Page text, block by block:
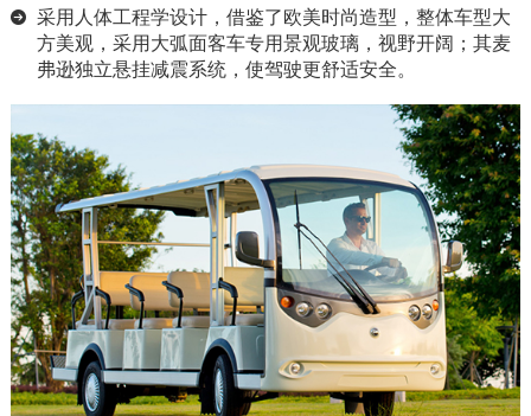
采用人体工程学设计，借鉴了欧美时尚造型，整体车型大
方美观，采用大弧面客车专用景观玻璃，视野开阔；其麦
弗逊独立悬挂减震系统，使驾驶更舒适安全。